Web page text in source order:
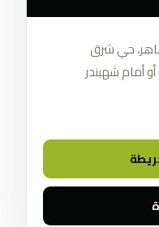
حي شرق
أمام شهبندر